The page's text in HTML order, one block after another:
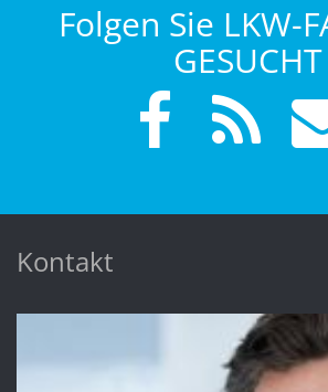
Folgen Sie LKW-
GESUCHT
Kontakt